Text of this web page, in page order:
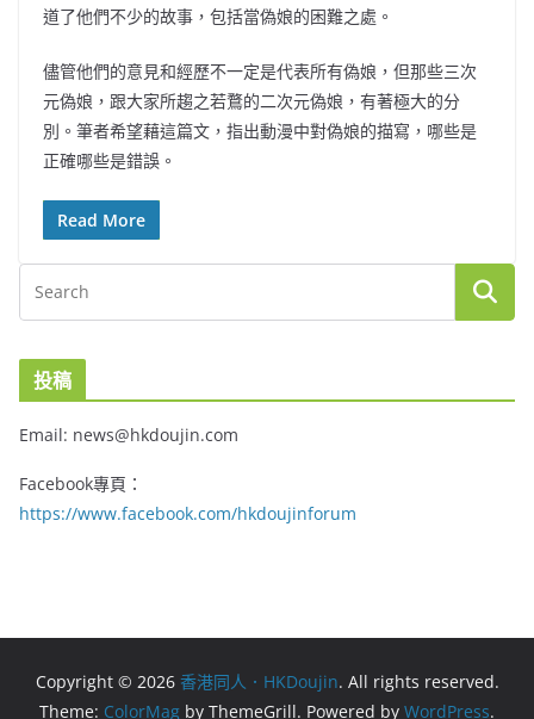
道了他們不少的故事，包括當偽娘的困難之處。
儘管他們的意見和經歷不一定是代表所有偽娘，但那些三次
元偽娘，跟大家所趨之若鶩的二次元偽娘，有著極大的分
別。筆者希望藉這篇文，指出動漫中對偽娘的描寫，哪些是
正確哪些是錯誤。
Read More
投稿
Email: news@hkdoujin.com
Facebook專頁：
https://www.facebook.com/hkdoujinforum
Copyright © 2026 香港同人．HKDoujin. All rights reserved.
Theme: ColorMag by ThemeGrill. Powered by WordPress.